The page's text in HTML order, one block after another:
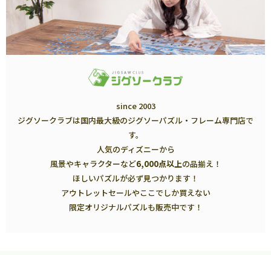
since 2003
ジグソークラブは国内最大級のジグソーパズル・フレーム専門店で
す。
人気のディズニーから
風景やキャラクターなど6,000点以上の品揃え！
ほしいパズルが必ず見つかります！
アウトレットセールやここでしか買えない
限定オリジナルパズルも販売中です！